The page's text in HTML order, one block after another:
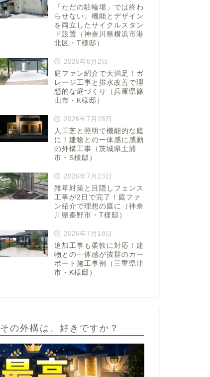
「ただの駐輪場」では終わ
らせない。機能とデザイン
を両立したサイクルスタン
ド設置（神奈川県横浜市港
北区・T様邸）
2026年8月2日
庭ファン紹介で大満足！ガ
レージ工事と排水改善で理
想的な庭づくり（兵庫県篠
山市・K様邸）
2026年7月28日
人工芝と照明で機能的な庭
に！建物との一体感に感動
の外構工事（茨城県土浦
市・S様邸）
2026年7月23日
雑草対策と目隠しフェンス
工事が2日で完了！庭ファ
ン紹介で理想の庭に（神奈
川県秦野市・T様邸）
2026年7月18日
追加工事も柔軟に対応！建
物との一体感が抜群のカー
ポート施工事例（三重県津
市・K様邸）
その外構は、好きですか？